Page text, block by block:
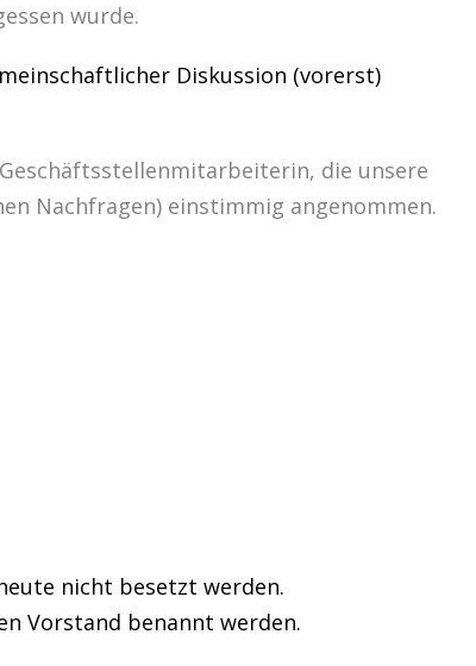
wurde.
Diskussion (vorerst)
die unsere
Nachfragen) einstimmig angenommen.
nicht besetzt werden.
Vorstand benannt werden.